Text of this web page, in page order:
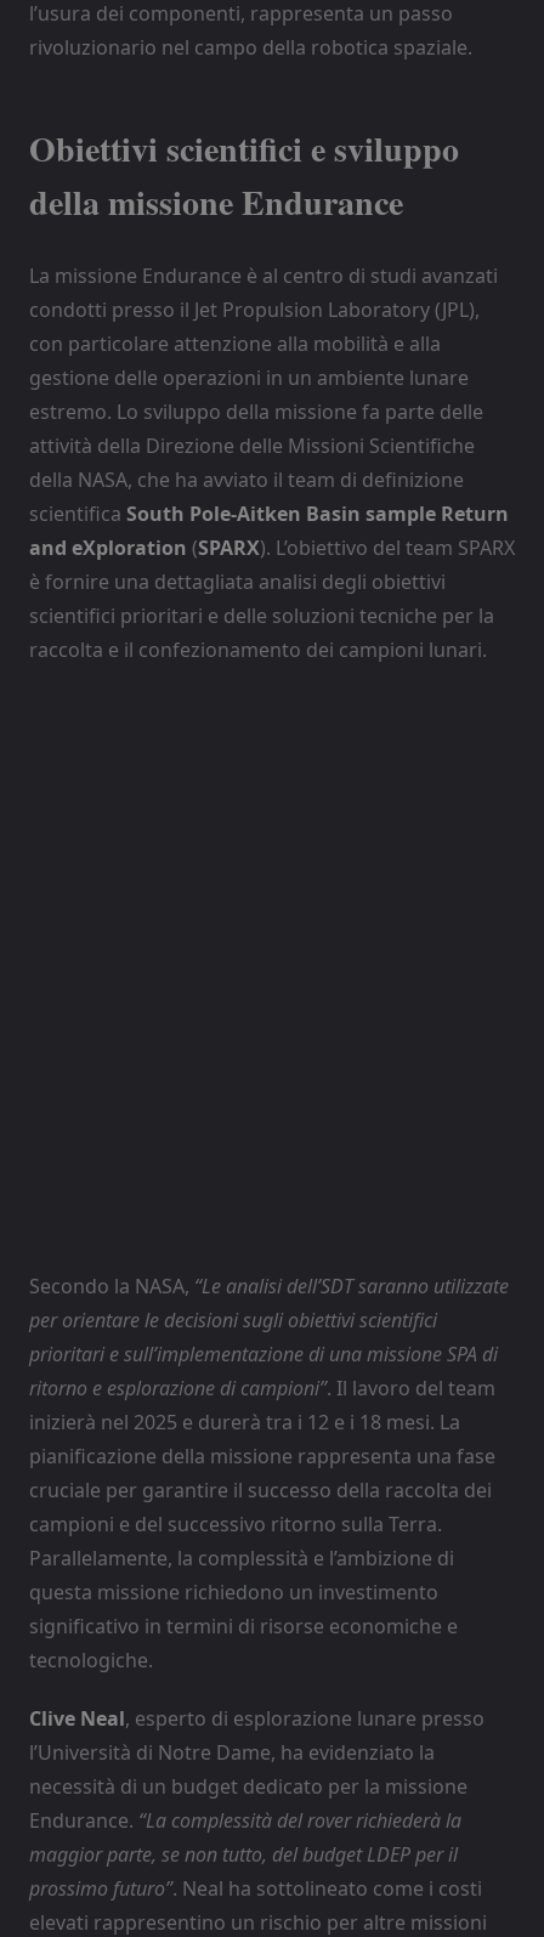
l’usura dei componenti, rappresenta un passo
rivoluzionario nel campo della robotica spaziale.
Obiettivi scientifici e sviluppo
della missione Endurance
La missione Endurance è al centro di studi avanzati
condotti presso il Jet Propulsion Laboratory (JPL),
con particolare attenzione alla mobilità e alla
gestione delle operazioni in un ambiente lunare
estremo. Lo sviluppo della missione fa parte delle
attività della Direzione delle Missioni Scientifiche
della NASA, che ha avviato il team di definizione
scientifica South Pole-Aitken Basin sample Return
and eXploration (SPARX). L’obiettivo del team SPARX
è fornire una dettagliata analisi degli obiettivi
scientifici prioritari e delle soluzioni tecniche per la
raccolta e il confezionamento dei campioni lunari.
Secondo la NASA, “Le analisi dell’SDT saranno utilizzate
per orientare le decisioni sugli obiettivi scientifici
prioritari e sull’implementazione di una missione SPA di
ritorno e esplorazione di campioni”. Il lavoro del team
inizierà nel 2025 e durerà tra i 12 e i 18 mesi. La
pianificazione della missione rappresenta una fase
cruciale per garantire il successo della raccolta dei
campioni e del successivo ritorno sulla Terra.
Parallelamente, la complessità e l’ambizione di
questa missione richiedono un investimento
significativo in termini di risorse economiche e
tecnologiche.
Clive Neal, esperto di esplorazione lunare presso
l’Università di Notre Dame, ha evidenziato la
necessità di un budget dedicato per la missione
Endurance. “La complessità del rover richiederà la
maggior parte, se non tutto, del budget LDEP per il
prossimo futuro”. Neal ha sottolineato come i costi
elevati rappresentino un rischio per altre missioni